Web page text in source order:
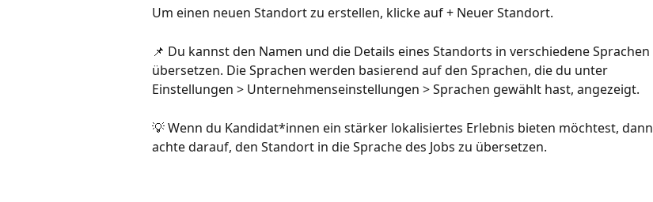
Um einen neuen Standort zu erstellen, klicke auf + Neuer Standort.
📌 Du kannst den Namen und die Details eines Standorts in verschiedene Sprachen
übersetzen. Die Sprachen werden basierend auf den Sprachen, die du unter
Einstellungen > Unternehmenseinstellungen > Sprachen gewählt hast, angezeigt.
💡 Wenn du Kandidat*innen ein stärker lokalisiertes Erlebnis bieten möchtest, dann
achte darauf, den Standort in die Sprache des Jobs zu übersetzen.